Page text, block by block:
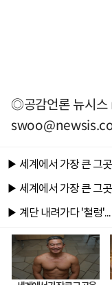
◎공감언론 뉴시스